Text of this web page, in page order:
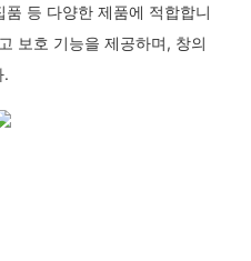
등 다양한 제품에 적합합니
보호 기능을 제공하며, 창의
.